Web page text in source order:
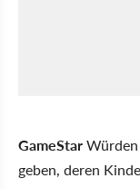
GameStar
geben, deren